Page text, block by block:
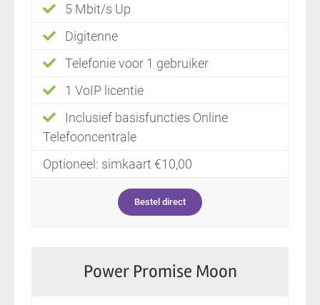
5 Mbit/s Up
Digitenne
Telefonie voor 1 gebruiker
1 VoIP licentie
Inclusief basisfuncties Online
Telefooncentrale
Optioneel: simkaart €10,00
Bestel direct
Power Promise Moon